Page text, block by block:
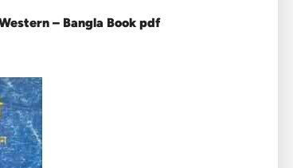
– Bangla Book pdf